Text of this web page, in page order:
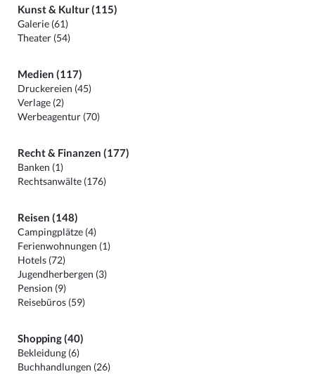
Kunst & Kultur (115)
Galerie (61)
Theater (54)
Medien (117)
Druckereien (45)
Verlage (2)
Werbeagentur (70)
Recht & Finanzen (177)
Banken (1)
Rechtsanwälte (176)
Reisen (148)
Campingplätze (4)
Ferienwohnungen (1)
Hotels (72)
Jugendherbergen (3)
Pension (9)
Reisebüros (59)
Shopping (40)
Bekleidung (6)
Buchhandlungen (26)